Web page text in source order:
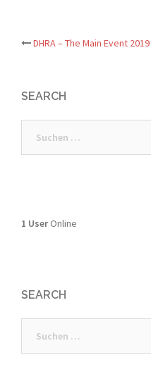
Post
navigation
DHRA – The Main Event 2019
SEARCH
nach:
1 UserOnline
SEARCH
nach: